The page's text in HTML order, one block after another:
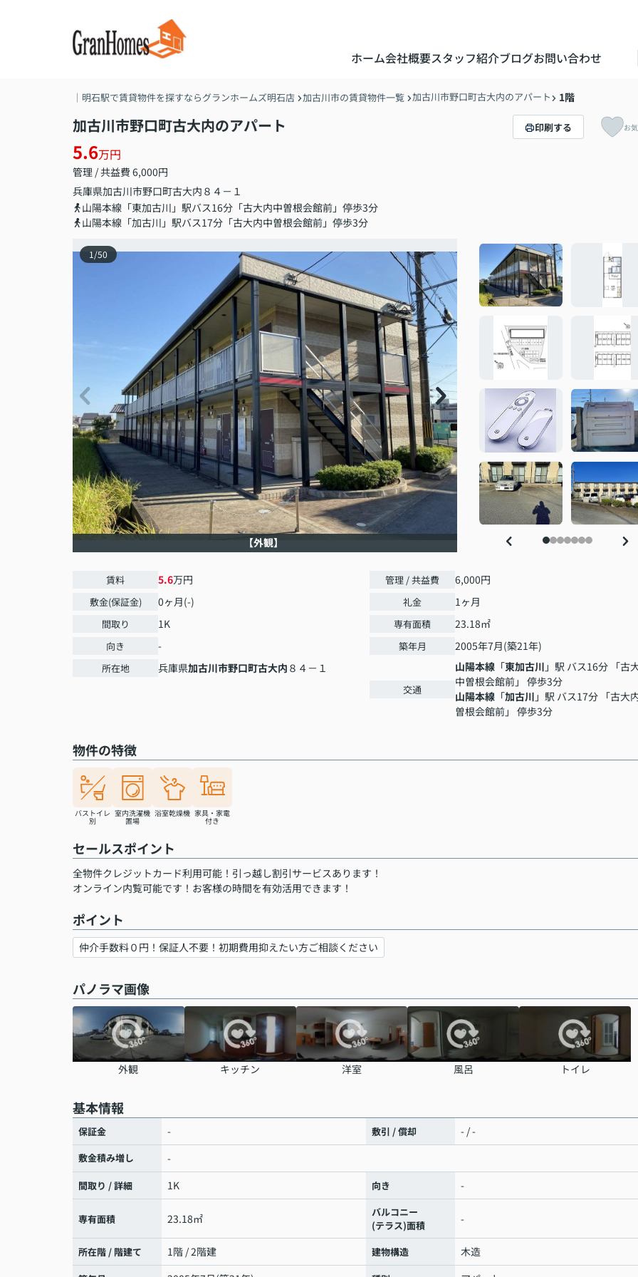
ホーム会社概要スタッフ紹介ブログお問い合わせ
｜明石駅で賃貸物件を探すならグランホームズ明石店 加古川市の賃貸物件一覧 加古川市野口町古大内のアパート 1階
加古川市野口町古大内のアパート
5.6万円
管理 / 共益費 6,000円
兵庫県加古川市野口町古大内 ８４－１
山陽本線「東加古川」駅バス16分「古大内中曽根会館前」停歩3分
山陽本線「加古川」駅バス17分「古大内中曽根会館前」停歩3分
印刷する お
1 /50
【外観】
賃料 5.6万円
敷金(保証金) 0ヶ月(-)
間取り 1K
向き -
所在地 兵庫県加古川市野口町古大内 ８４－１
管理 / 共益費 6,000円
礼金 1ヶ月
専有面積 23.18㎡
築年月 2005年7月(築21年)
交通
山陽本線 「東加古川 」駅 バス16分 「古
中曽根会館前」 停歩3分
山陽本線 「加古川 」駅 バス17分 「古大
曽根会館前」 停歩3分
物件の特徴
バストイレ
別
室内洗濯機
置場
浴室乾燥機 家具・家電
付き
セールスポイント
全物件クレジットカード利用可能！引っ越し割引サービスあります！
オンライン内覧可能です！お客様の時間を有効活用できます！
ポイント
仲介手数料０円！保証人不要！初期費用抑えたい方ご相談ください
パノラマ画像
外観 キッチン 洋室 風呂 トイレ
基本情報
保証金 - 敷引 / 償却 - / -
敷金積み増し -
間取り / 詳細 1K 向き -
専有面積 23.18㎡
バルコニー
(テラス)面積
-
所在階 / 階建て 1階 / 2階建 建物構造 木造